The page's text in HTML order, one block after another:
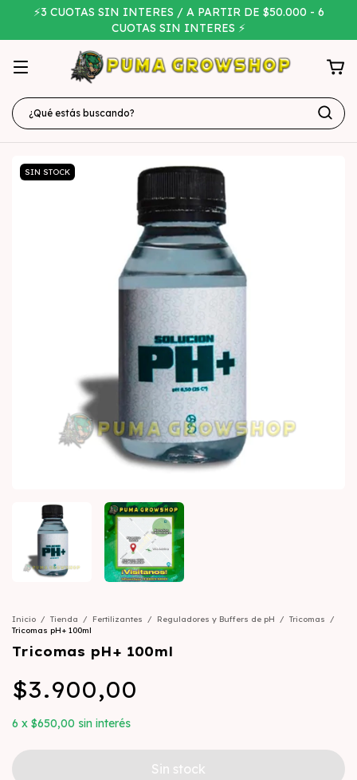
⚡3 CUOTAS SIN INTERES / A PARTIR DE $50.000 - 6
CUOTAS SIN INTERES ⚡
SIN STOCK
Inicio / Tienda / Fertilizantes / Reguladores y Buffers de pH / Tricomas
/
Tricomas pH+ 100ml
Tricomas pH+ 100ml
$3.900,00
6 x $650,00 sin interés